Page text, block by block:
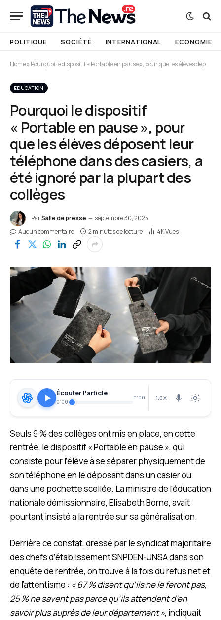
POLITIQUE SOCIÉTÉ INTERNATIONAL ECONOMIE
Home»Pourquoi le dispositif « Portable en pause », pour que les élèves déposent leur téléphone dans des casiers, a été ignoré par la plupart des collèges
EDUCATION
Pourquoi le dispositif
« Portable en pause », pour
que les élèves déposent leur
téléphone dans des casiers, a
été ignoré par la plupart des
collèges
ParSalle de presse
septembre 30, 2025
Aucun commentaire
2 minutes de lecture 4KVues
Écouter l'article
0:00
0:00 1.0X
Seuls 9 % des collèges ont mis en place, en cette
rentrée, le dispositif « Portable en pause », qui
consiste pour l’élève à se séparer physiquement de
son téléphone en le déposant dans un casier ou
dans une pochette scellée. La ministre de l’éducation
nationale démissionnaire, Elisabeth Borne, avait
pourtant insisté à la rentrée sur sa généralisation.
Derrière ce constat, dressé par le syndicat majoritaire
des chefs d’établissement SNPDEN-UNSA dans son
enquête de rentrée, on trouve à la fois du refus net et
de l’attentisme : « 67 % disent qu’ils ne le feront pas,
25 % ne savent pas parce qu’ils attendent d’en
savoir plus auprès de leur département », indiquait